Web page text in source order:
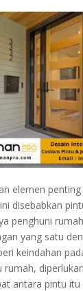
elemen
disebabkan
penghuni
yang satu
keindahan
antara pintu itu